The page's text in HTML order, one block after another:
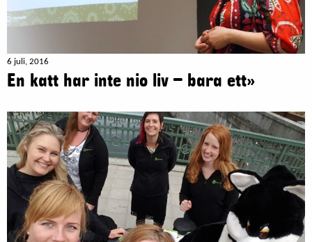
6 juli, 2016
En katt har inte nio liv – bara ett»